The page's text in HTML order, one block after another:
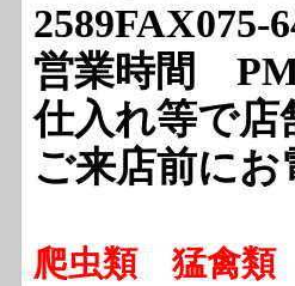
2589FAX075-
営業時間
仕入れ等で店
ご来店前に
爬虫類 猛禽類